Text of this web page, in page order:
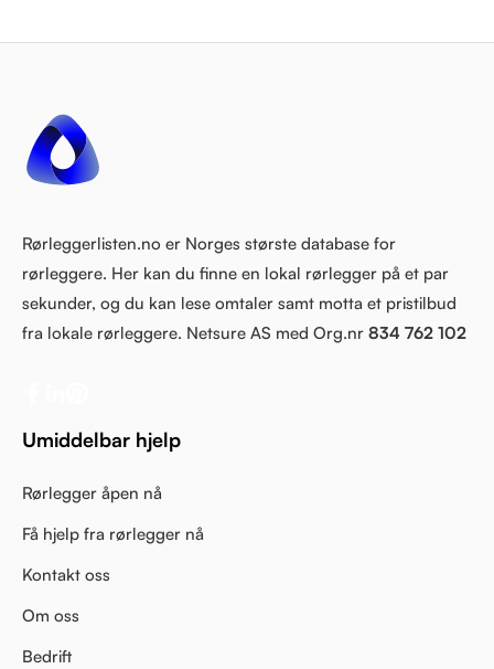
Rørleggerlisten.no er Norges største database for
rørleggere. Her kan du finne en lokal rørlegger på et par
sekunder, og du kan lese omtaler samt motta et pristilbud
fra lokale rørleggere. Netsure AS med Org.nr 834 762 102
Umiddelbar hjelp
Rørlegger åpen nå
Få hjelp fra rørlegger nå
Kontakt oss
Om oss
Bedrift